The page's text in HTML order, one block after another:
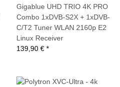
Gigablue UHD TRIO 4K PRO
Combo 1xDVB-S2X + 1xDVB-
C/T2 Tuner WLAN 2160p E2
Linux Receiver
139,90 € *